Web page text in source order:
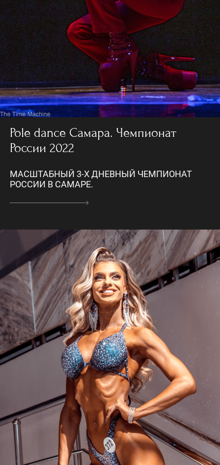
Pole dance Самара. Чемпионат
России 2022
МАСШТАБНЫЙ 3-Х ДНЕВНЫЙ ЧЕМПИОНАТ
РОССИИ В САМАРЕ.